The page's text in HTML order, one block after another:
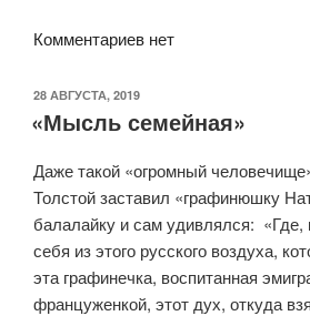
Комментариев нет
ОПУБЛИКОВАНО
28 АВГУСТА, 2019
«Мысль семейная»
Даже такой «огромный
Толстой заставил «графинюшку
балалайку и сам удивлялся: «Где,
себя из этого русского воздуха,
эта графинечка, воспитанная
француженкой, этот дух, откуда